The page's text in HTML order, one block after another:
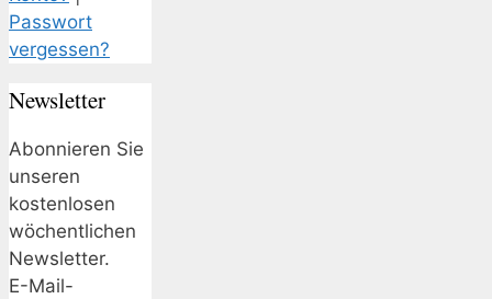
Passwort
vergessen?
Newsletter
Abonnieren Sie
unseren
kostenlosen
wöchentlichen
Newsletter.
E-Mail-